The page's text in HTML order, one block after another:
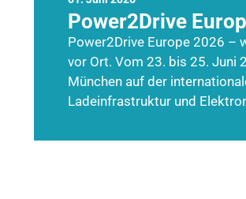
Power2Drive
Power2Drive Europe 2026 –
vor Ort. Vom 23. bis 25. Juni
München auf der
Ladeinfrastruktur und